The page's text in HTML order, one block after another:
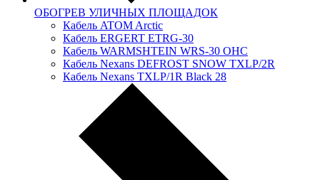
ОБОГРЕВ УЛИЧНЫХ ПЛОЩАДОК
Кабель ATOM Arctic
Кабель ERGERT ETRG-30
Кабель WARMSHTEIN WRS-30 OHC
Кабель Nexans DЕFRОSТ SNOW TXLР/2R
Кабель Nexans TXLP/1R Black 28